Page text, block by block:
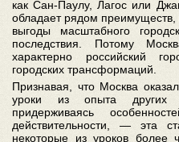
как Сан-Паулу, Лагос или
обладает рядом
выгоды масштабного
последствия. Потому
характерно российский
городских трансформаций.
Признавая, что Москва
уроки из опыта других
придерживаясь
действительности, — эта
некоторые из уроков более